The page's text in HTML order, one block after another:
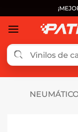
al
contenido